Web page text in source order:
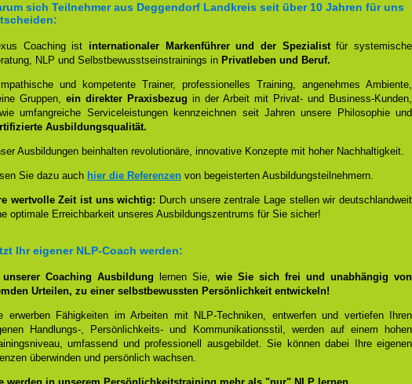
sich Teilnehmer aus Deggendorf Landkreis seit über 10 Jahren für uns
Coaching ist internationaler Markenführer und der Spezialistfür systemische
NLP und Selbstbewusstseinstrainings in Privatleben und Beruf.
und kompetente Trainer, professionelles Training, angenehmes Ambiente,
Gruppen, ein direkter Praxisbezug in der Arbeit mit Privat- und Business-Kunden,
umfangreiche Serviceleistungen kennzeichnen seit Jahren unsere Philosophie und
Ausbildungsqualität.
Ausbildungen beinhalten revolutionäre, innovative Konzepte mit hoher Nachhaltigkeit.
Sie dazu auch hier die Referenzen von begeisterten Ausbildungsteilnehmern.
wertvolle Zeit ist uns wichtig: Durch unsere zentrale Lage stellen wir deutschlandweit
optimale Erreichbarkeit unseres Ausbildungszentrums für Sie sicher!
Ihr eigener NLP-Coach werden:
unserer Coaching Ausbildung lernen Sie, wie Sie sich frei und unabhängig von
Urteilen, zu einer selbstbewussten Persönlichkeit entwickeln!
erwerben Fähigkeiten im Arbeiten mit NLP-Techniken, entwerfen und vertiefen Ihren
Handlungs-, Persönlichkeits- und Kommunikationsstil, werden auf einem hohen
umfassend und professionell ausgebildet. Sie können dabei Ihre eigenen
überwinden und persönlich wachsen.